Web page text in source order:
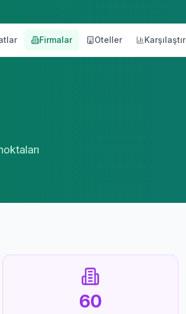
Firmalar Oteller Karşılaştır
60